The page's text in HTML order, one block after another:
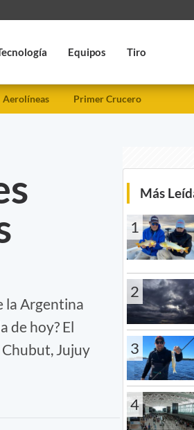
Equipos Tiro
Aerolíneas Primer Crucero
la Argentina
de hoy? El
Jujuy
Más
1
2
3
4